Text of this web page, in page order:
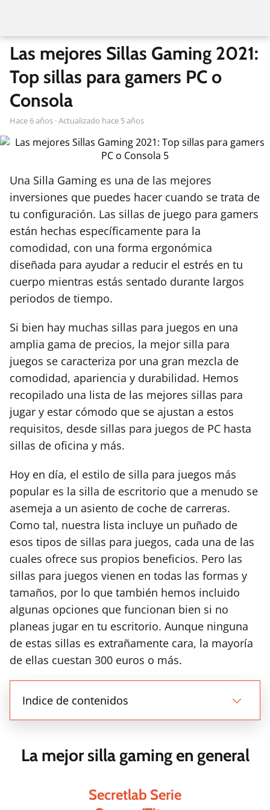
Las mejores Sillas Gaming 2021:
Top sillas para gamers PC o
Consola
hace 6 años · Actualizado hace 5 años
Una Silla Gaming es una de las mejores
inversiones que puedes hacer cuando se trata de
tu configuración. Las sillas de juego para gamers
están hechas específicamente para la
comodidad, con una forma ergonómica
diseñada para ayudar a reducir el estrés en tu
cuerpo mientras estás sentado durante largos
periodos de tiempo.
Si bien hay muchas sillas para juegos en una
amplia gama de precios, la mejor silla para
juegos se caracteriza por una gran mezcla de
comodidad, apariencia y durabilidad. Hemos
recopilado una lista de las mejores sillas para
jugar y estar cómodo que se ajustan a estos
requisitos, desde sillas para juegos de PC hasta
sillas de oficina y más.
Hoy en día, el estilo de silla para juegos más
popular es la silla de escritorio que a menudo se
asemeja a un asiento de coche de carreras.
Como tal, nuestra lista incluye un puñado de
esos tipos de sillas para juegos, cada una de las
cuales ofrece sus propios beneficios. Pero las
sillas para juegos vienen en todas las formas y
tamaños, por lo que también hemos incluido
algunas opciones que funcionan bien si no
planeas jugar en tu escritorio. Aunque ninguna
de estas sillas es extrañamente cara, la mayoría
de ellas cuestan 300 euros o más.
Indice de contenidos
La mejor silla gaming en general
Secretlab Serie